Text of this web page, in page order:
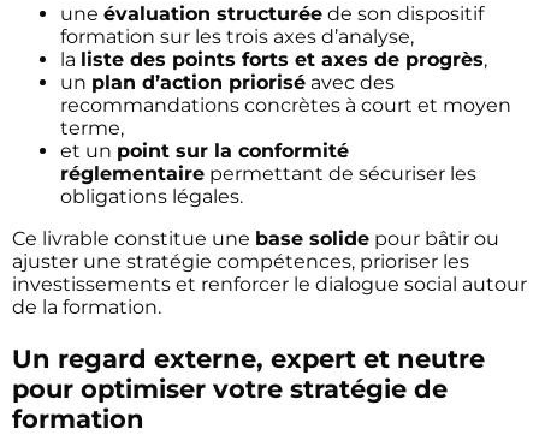
une évaluation structurée de son dispositif
formation sur les trois axes d’analyse,
la liste des points forts et axes de progrès,
un plan d’action priorisé avec des
recommandations concrètes à court et moyen
terme,
et un point sur la conformité
réglementaire permettant de sécuriser les
obligations légales.
Ce livrable constitue une base solide pour bâtir ou
ajuster une stratégie compétences, prioriser les
investissements et renforcer le dialogue social autour
de la formation.
Un regard externe, expert et neutre
pour optimiser votre stratégie de
formation